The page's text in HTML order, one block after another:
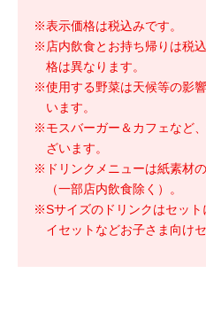
※表示価格は税込みです。
※店内飲食とお持ち帰りは税
格は異なります。
※使用する野菜は天候等の影
います。
※モスバーガー＆カフェなど
ざいます。
※ドリンクメニューは紙素材
（一部店内飲食除く）。
※Sサイズのドリンクはセット
イセットなどお子さま向け